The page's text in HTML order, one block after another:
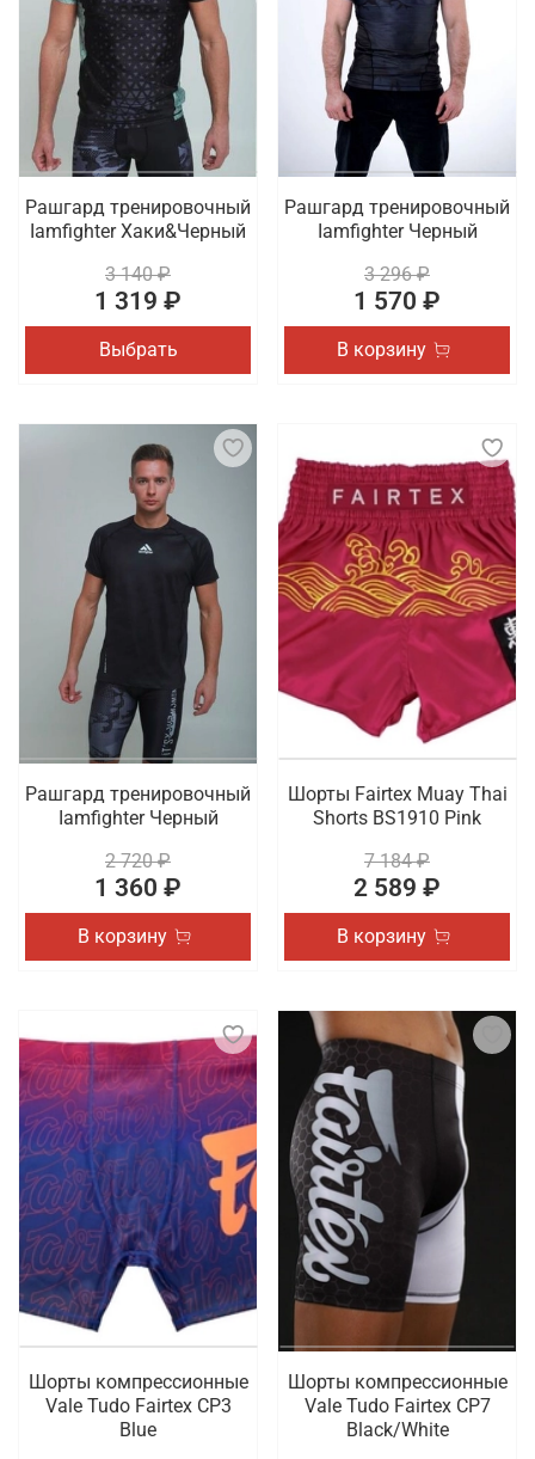
Рашгард тренировочный
Iamfighter Хаки&Черный
3 140 ₽
1 319 ₽
Выбрать
Рашгард тренировочный
Iamfighter Черный
3 296 ₽
1 570 ₽
В корзину
Рашгард тренировочный
Iamfighter Черный
2 720 ₽
1 360 ₽
В корзину
Шорты Fairtex Muay Thai
Shorts BS1910 Pink
7 184 ₽
2 589 ₽
В корзину
Шорты компрессионные
Vale Tudo Fairtex CP3
Blue
Шорты компрессионные
Vale Tudo Fairtex CP7
Black/White